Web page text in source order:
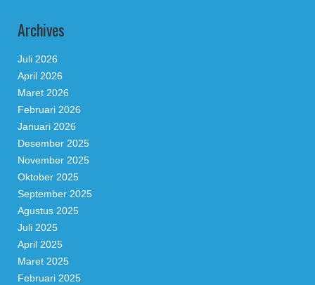
Archives
Juli 2026
April 2026
Maret 2026
Februari 2026
Januari 2026
Desember 2025
November 2025
Oktober 2025
September 2025
Agustus 2025
Juli 2025
April 2025
Maret 2025
Februari 2025